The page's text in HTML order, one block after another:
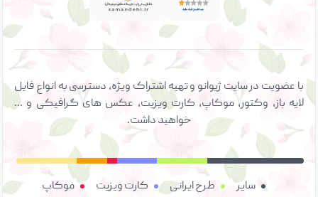
با عضویت در سایت ژیوانو و تهیه اشتراک ویژه، دسترسی به انواع فایل
لایه باز، وکتور، موکاپ، کارت ویزیت، عکس های گرافیکی و ...
خواهید داشت.
سایر طرح ایرانی کارت ویزیت
موکاپ